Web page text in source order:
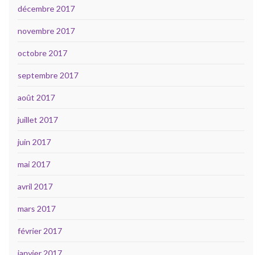
décembre 2017
novembre 2017
octobre 2017
septembre 2017
août 2017
juillet 2017
juin 2017
mai 2017
avril 2017
mars 2017
février 2017